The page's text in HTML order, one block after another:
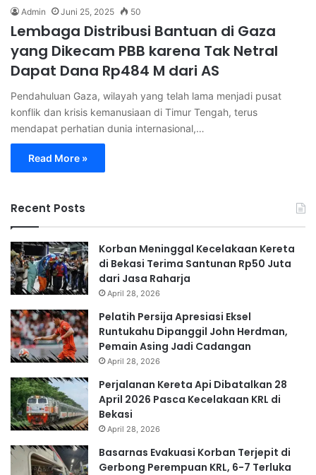
Admin Juni 25, 2025 50
Lembaga Distribusi Bantuan di Gaza
yang Dikecam PBB karena Tak Netral
Dapat Dana Rp484 M dari AS
Pendahuluan Gaza, wilayah yang telah lama menjadi pusat
konflik dan krisis kemanusiaan di Timur Tengah, terus
mendapat perhatian dunia internasional,…
Read More »
Recent Posts
Korban Meninggal Kecelakaan Kereta
di Bekasi Terima Santunan Rp50 Juta
dari Jasa Raharja
April 28, 2026
Pelatih Persija Apresiasi Eksel
Runtukahu Dipanggil John Herdman,
Pemain Asing Jadi Cadangan
April 28, 2026
Perjalanan Kereta Api Dibatalkan 28
April 2026 Pasca Kecelakaan KRL di
Bekasi
April 28, 2026
Basarnas Evakuasi Korban Terjepit di
Gerbong Perempuan KRL, 6-7 Terluka